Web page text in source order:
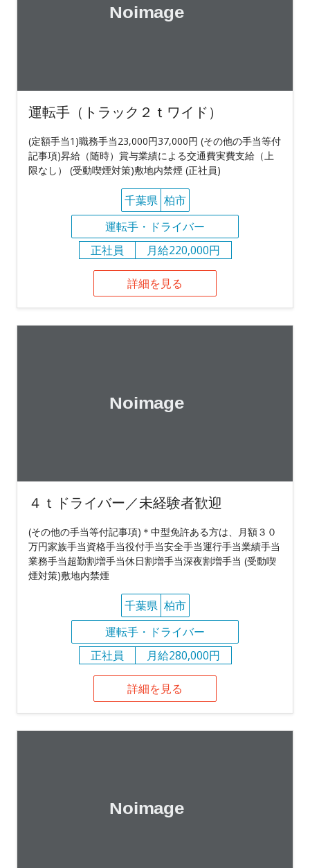
運転手（トラック２ｔワイド）
(定額手当1)職務手当23,000円37,000円 (その他の手当等付
記事項)昇給（随時）賞与業績による交通費実費支給（上
限なし） (受動喫煙対策)敷地内禁煙 (正社員)
千葉県 柏市
運転手・ドライバー
正社員
月給220,000円
詳細を見る
４ｔドライバー／未経験者歓迎
(その他の手当等付記事項)＊中型免許ある方は、月額３０
万円家族手当資格手当役付手当安全手当運行手当業績手当
業務手当超勤割増手当休日割増手当深夜割増手当 (受動喫
煙対策)敷地内禁煙
千葉県 柏市
運転手・ドライバー
正社員
月給280,000円
詳細を見る